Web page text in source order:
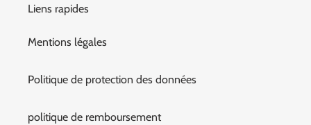
Liens rapides
Mentions légales
Politique de protection des données
politique de remboursement